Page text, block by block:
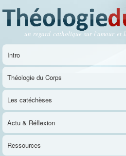
contenu
principal
Théologie du Corps
un regard catholique sur l'amour et
Menu principal
Intro
Théologie du Corps
Les catéchèses
Actu & Réflexion
Ressources